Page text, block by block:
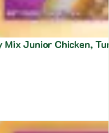
Mix Junior Chicken,